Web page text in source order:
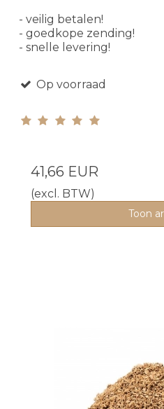
- veilig betalen!
- goedkope zending!
- snelle levering!
Op voorraad
41,66 EUR
(excl. BTW)
Toon